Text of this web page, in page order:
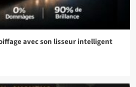
avec son lisseur intelligent